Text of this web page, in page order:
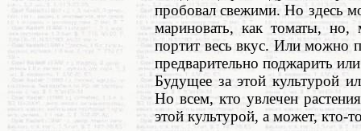
пробовал свежими. Но здесь
мариновать, как томаты, но,
портит весь вкус. Или можно
предварительно поджарить
Будущее за этой культурой
Но всем, кто увлечен
этой культурой, а может,